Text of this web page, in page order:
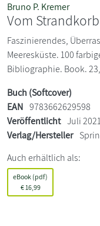
Bruno P. Kremer
Vom
Faszinierendes,
Meeresküste. 100
Bibliographie. Book.
Buch (Softcover)
EAN 9783662629598
Veröffentlicht Juli
Verlag/Hersteller
Auch erhältlich als:
eBook (pdf)
€16,99